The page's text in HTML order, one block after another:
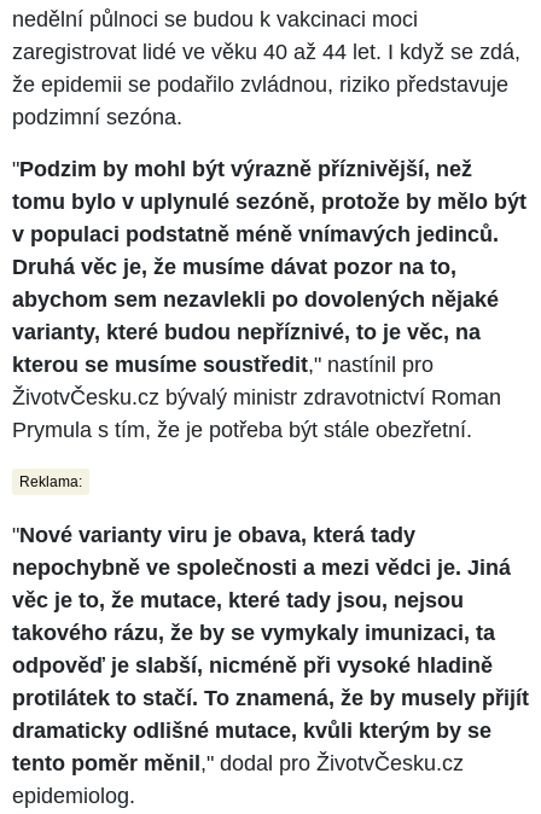
nedělní půlnoci se budou k vakcinaci moci
zaregistrovat lidé ve věku 40 až 44 let. I když se zdá,
že epidemii se podařilo zvládnou, riziko představuje
podzimní sezóna.
"Podzim by mohl být výrazně příznivější, než
tomu bylo v uplynulé sezóně, protože by mělo být
v populaci podstatně méně vnímavých jedinců.
Druhá věc je, že musíme dávat pozor na to,
abychom sem nezavlekli po dovolených nějaké
varianty, které budou nepříznivé, to je věc, na
kterou se musíme soustředit," nastínil pro
ŽivotvČesku.cz bývalý ministr zdravotnictví Roman
Prymula s tím, že je potřeba být stále obezřetní.
Reklama:
"Nové varianty viru je obava, která tady
nepochybně ve společnosti a mezi vědci je. Jiná
věc je to, že mutace, které tady jsou, nejsou
takového rázu, že by se vymykaly imunizaci, ta
odpověď je slabší, nicméně při vysoké hladině
protilátek to stačí. To znamená, že by musely přijít
dramaticky odlišné mutace, kvůli kterým by se
tento poměr měnil," dodal pro ŽivotvČesku.cz
epidemiolog.